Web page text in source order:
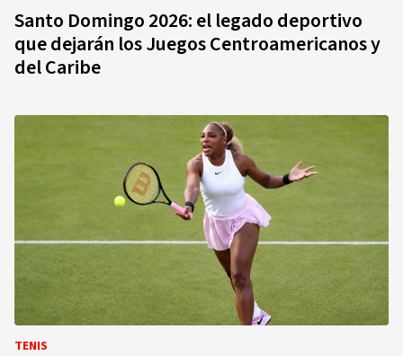
Santo Domingo 2026: el legado deportivo
que dejarán los Juegos Centroamericanos y
del Caribe
TENIS